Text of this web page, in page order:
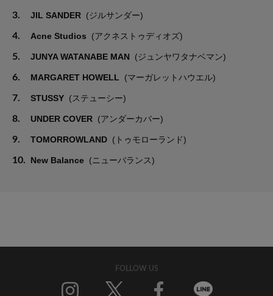
3. JIL SANDER (ジルサンダー)
4. Acne Studios (アクネストゥディオズ)
5. JUNYA WATANABE MAN (ジュンヤワタナベマン)
6. MARGARET HOWELL (マーガレットハウエル)
7. STUSSY (ステューシー)
8. UNDER COVER (アンダーカバー)
9. TOMORROWLAND (トゥモローランド)
10. New Balance (ニューバランス)
FOLLOW US